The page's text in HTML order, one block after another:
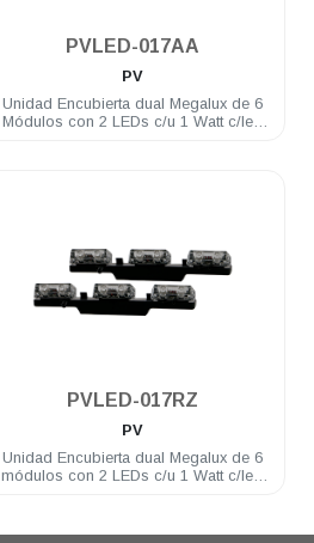
PVLED-017AA
PV
Unidad Encubierta dual Megalux de 6
Módulos con 2 LEDs c/u 1 Watt c/led
PVLED-017RZ
PV
Unidad Encubierta dual Megalux de 6
módulos con 2 LEDs c/u 1 Watt c/led